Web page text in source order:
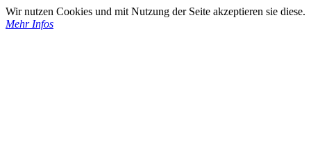
Wir nutzen Cookies und mit Nutzung der Seite akzeptieren sie diese.
Mehr Infos